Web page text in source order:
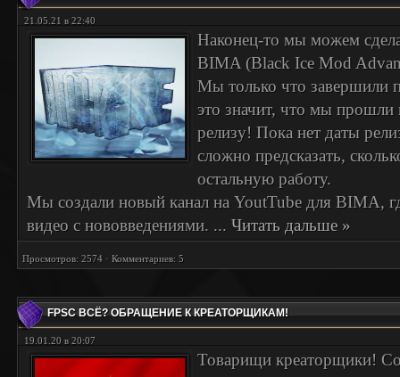
21.05.21 в 22:40
Наконец-то мы можем
BIMA (Black Ice Mod
Мы только что завершили
это значит, что мы
релизу! Пока нет даты
сложно предсказать,
остальную работу.
Мы создали новый канал на YoutTube для BIMA,
видео с нововведениями. ... Читать дальше »
Просмотров: 2574 · Комментариев: 5
FPSC ВСЁ? ОБРАЩЕНИЕ К КРЕАТОРЩИКАМ!
19.01.20 в 20:07
Товарищи креаторщики!